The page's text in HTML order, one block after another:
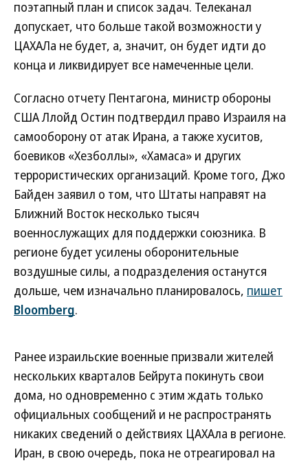
поэтапный план и список задач. Телеканал
допускает, что больше такой возможности у
ЦАХАЛа не будет, а, значит, он будет идти до
конца и ликвидирует все намеченные цели.
Согласно отчету Пентагона, министр обороны
США Ллойд Остин подтвердил право Израиля на
самооборону от атак Ирана, а также хуситов,
боевиков «Хезболлы», «Хамаса» и других
террористических организаций. Кроме того, Джо
Байден заявил о том, что Штаты направят на
Ближний Восток несколько тысяч
военнослужащих для поддержки союзника. В
регионе будет усилены оборонительные
воздушные силы, а подразделения останутся
дольше, чем изначально планировалось, пишет
Bloomberg.
Ранее израильские военные призвали жителей
нескольких кварталов Бейрута покинуть свои
дома, но одновременно с этим ждать только
официальных сообщений и не распространять
никаких сведений о действиях ЦАХАла в регионе.
Иран, в свою очередь, пока не отреагировал на